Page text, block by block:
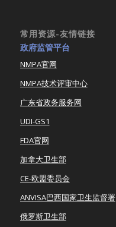
常用资源-友情链接
政府监管平台
NMPA官网
NMPA技术评审中心
广东省政务服务网
UDI-GS1
FDA官网
加拿大卫生部
CE-欧盟委员会
ANVISA巴西国家卫生监督署
俄罗斯卫生部